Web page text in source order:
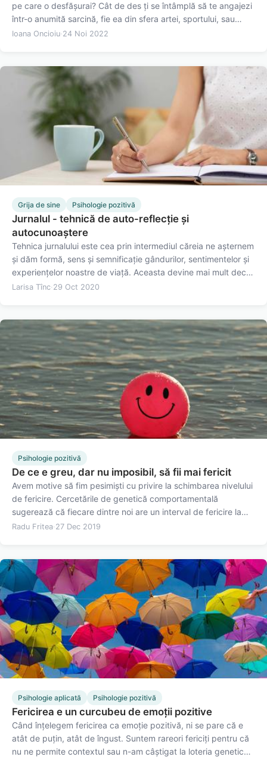
pe care o desfășurai? Cât de des ți se întâmplă să te angajezi
într-o anumită sarcină, fie ea din sfera artei, sportului, sau
chiar o sarcină de la locul de muncă, și să nu îți dai seama de
Ioana Oncioiu· 24 Noi 2022
Grija de sine Psihologie pozitivă
Jurnalul - tehnică de auto-reflecție și
autocunoaștere
Tehnica jurnalului este cea prin intermediul căreia ne așternem
și dăm formă, sens și semnificație gândurilor, sentimentelor și
experiențelor noastre de viață. Aceasta devine mai mult decât
ceva ce obișnuiam pur și simplu să facem în copilărie, dacă
Larisa Tînc· 29 Oct 2020
Psihologie pozitivă
De ce e greu, dar nu imposibil, să fii mai fericit
Avem motive să fim pesimiști cu privire la schimbarea nivelului
de fericire. Cercetările de genetică comportamentală
sugerează că fiecare dintre noi are un interval de fericire la
care se poate aștepta de-a lungul vieții. Chiar dacă diferite
Radu Fritea· 27 Dec 2019
Psihologie aplicată Psihologie pozitivă
Fericirea e un curcubeu de emoții pozitive
Când înțelegem fericirea ca emoție pozitivă, ni se pare că e
atât de puțin, atât de îngust. Suntem rareori fericiți pentru că
nu ne permite contextul sau n-am câștigat la loteria genetică.